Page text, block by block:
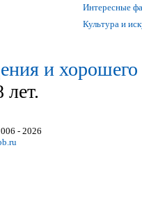
Интересные
Культура и
и хорошего
лет.
- 2026